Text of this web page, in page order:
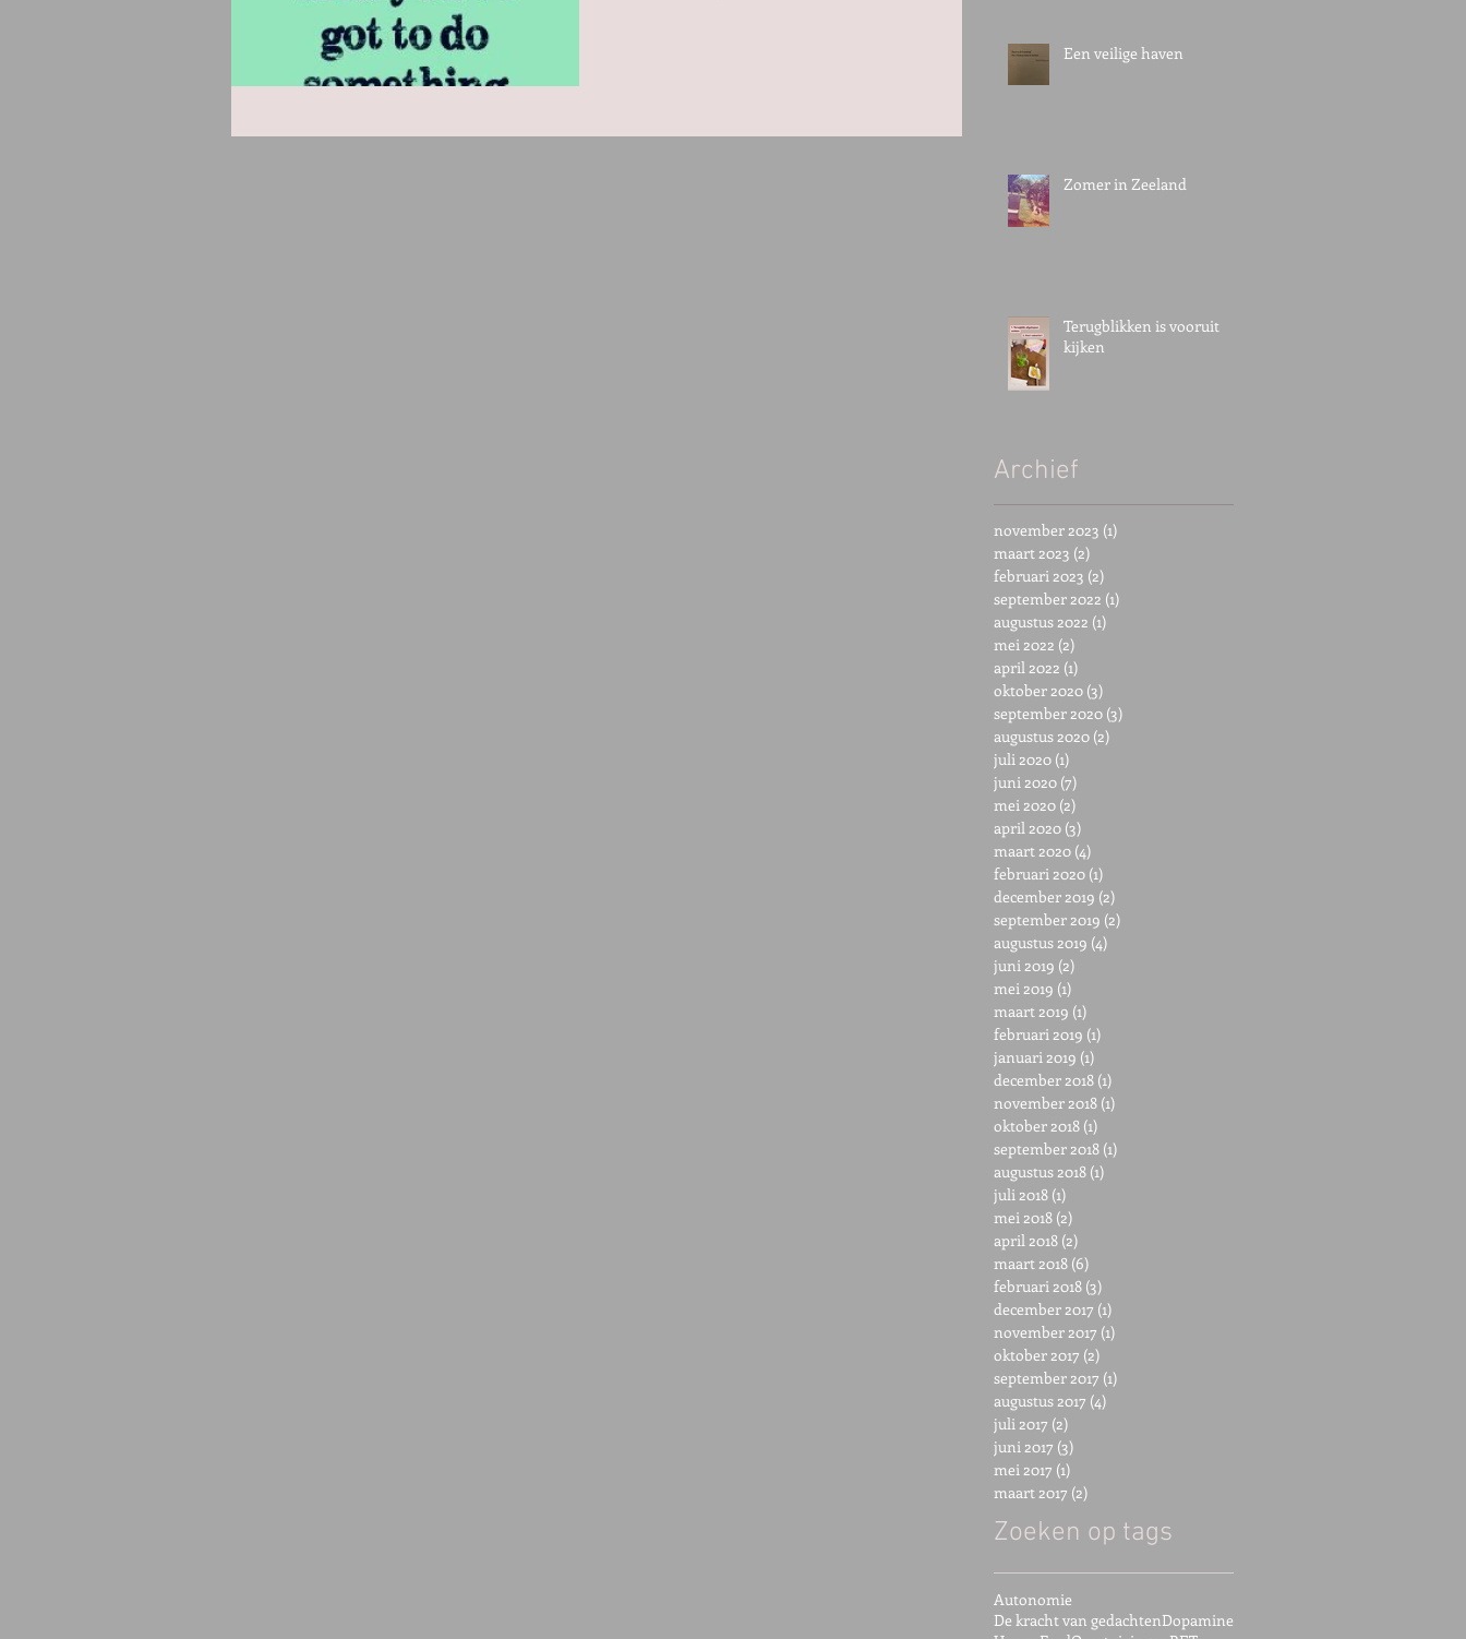
Een veilige haven
Zomer in Zeeland
Terugblikken is vooruit
kijken
Archief
november 2023 (1)
maart 2023 (2)
februari 2023 (2)
september 2022 (1)
augustus 2022 (1)
mei 2022 (2)
april 2022 (1)
oktober 2020 (3)
september 2020 (3)
augustus 2020 (2)
juli 2020 (1)
juni 2020 (7)
mei 2020 (2)
april 2020 (3)
maart 2020 (4)
februari 2020 (1)
december 2019 (2)
september 2019 (2)
augustus 2019 (4)
juni 2019 (2)
mei 2019 (1)
maart 2019 (1)
februari 2019 (1)
januari 2019 (1)
december 2018 (1)
november 2018 (1)
oktober 2018 (1)
september 2018 (1)
augustus 2018 (1)
juli 2018 (1)
mei 2018 (2)
april 2018 (2)
maart 2018 (6)
februari 2018 (3)
december 2017 (1)
november 2017 (1)
oktober 2017 (2)
september 2017 (1)
augustus 2017 (4)
juli 2017 (2)
juni 2017 (3)
mei 2017 (1)
maart 2017 (2)
Zoeken op tags
Autonomie
De kracht van gedachtenDopamine